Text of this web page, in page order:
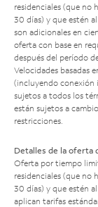
residenciales (que no
30 días) y que estén
son adicionales en
oferta con base en
después del período
Velocidades basadas
(incluyendo conexión
sujetos a todos los
están sujetos a
restricciones.
Detalles de la oferta
Oferta por tiempo
residenciales (que no
30 días) y que estén
aplican tarifas